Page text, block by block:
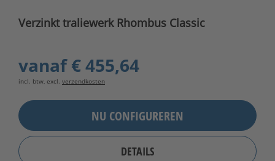
Verzinkt traliewerk Rhombus Classic
vanaf€ 455,64
incl. btw, excl. verzendkosten
NU CONFIGUREREN
DETAILS